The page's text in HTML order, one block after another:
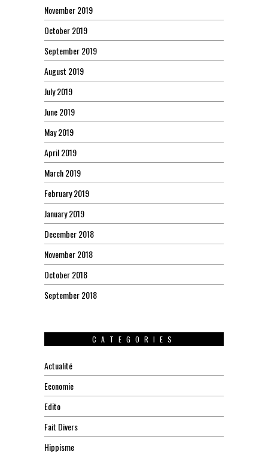
November 2019
October 2019
September 2019
August 2019
July 2019
June 2019
May 2019
April 2019
March 2019
February 2019
January 2019
December 2018
November 2018
October 2018
September 2018
CATEGORIES
Actualité
Economie
Edito
Fait Divers
Hippisme